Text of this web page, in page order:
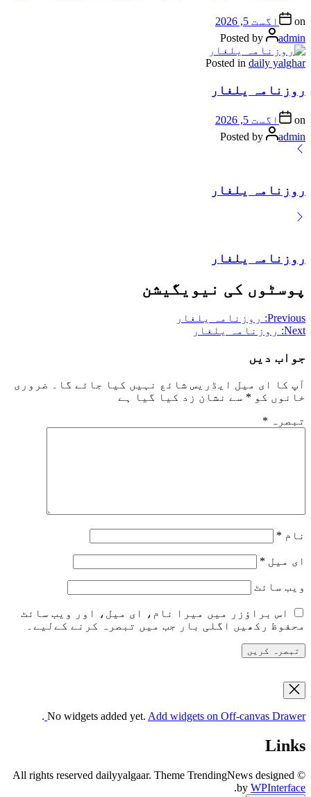
on
اگست 5, 2026
Posted by
admin
Posted in daily yalghar
روزنامہ یلغار
on
اگست 5, 2026
Posted by
admin
روزنامہ یلغار
روزنامہ یلغار
پوسٹوں کی نیویگیشن
Previous:
روزنامہ یلغار
Next:
روزنامہ یلغار
جواب دیں
آپ کا ای میل ایڈریس شائع نہیں کیا جائے گا۔
ضروری
خانوں کو * سے نشان زد کیا گیا ہے
تبصرہ *
نام *
ای میل *
ویب‌ سائٹ
اس براؤزر میں میرا نام، ای میل، اور ویب سائٹ
محفوظ رکھیں اگلی بار جب میں تبصرہ کرنے کےلیے۔
No widgets added yet. Add widgets on Off-canvas Drawer
.
Links
© All rights reserved dailyyalgaar. Theme TrendingNews designed
by WPInterface
.